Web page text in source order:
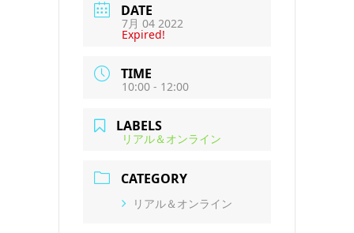
DATE
7月 04 2022
Expired!
TIME
10:00 - 12:00
LABELS
リアル＆オンライン
CATEGORY
リアル＆オンライン